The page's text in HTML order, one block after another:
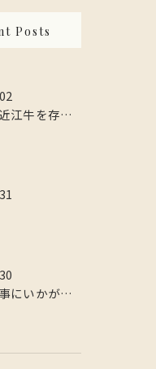
Posts
みなさん、近江牛を存分に楽しんでみませんか？
本日のお食事にいかがですか？